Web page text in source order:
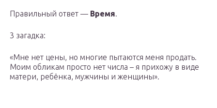
Правильный ответ — Время.
3 загадка:
«Мне нет цены, но многие пытаются меня продать.
Моим обликам просто нет числа – я прихожу в виде
матери, ребёнка, мужчины и женщины».